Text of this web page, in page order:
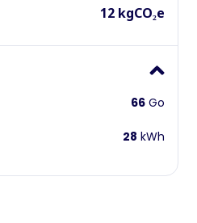
12 kgCO₂e
66 Go
28 kWh